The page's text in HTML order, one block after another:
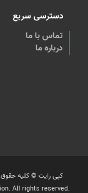
دسترسی سریع
تماس با ما
درباره ما
کپی رایت © کلیه حقوق
All rights reserved.